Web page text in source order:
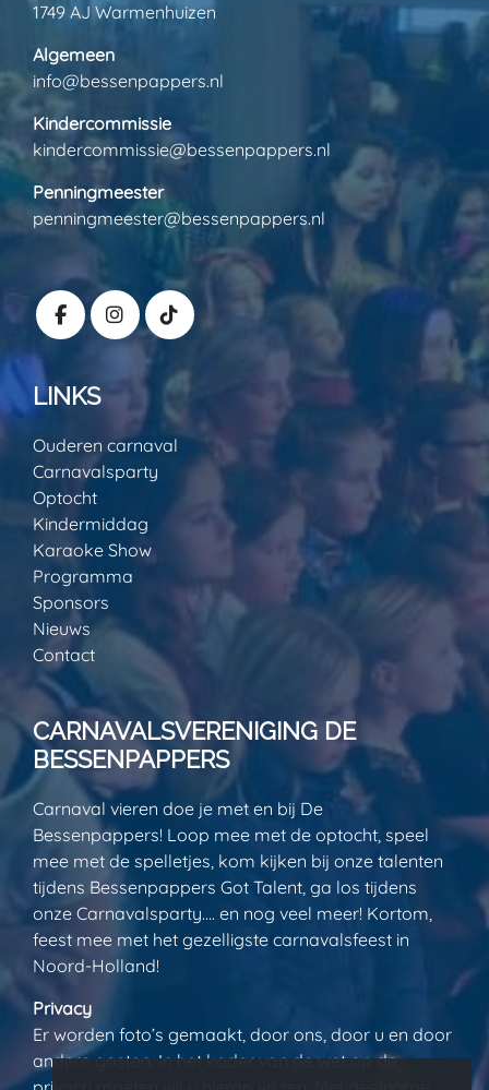
1749 AJ Warmenhuizen
Algemeen
info@bessenpappers.nl
Kindercommissie
kindercommissie@bessenpappers.nl
Penningmeester
penningmeester@bessenpappers.nl
LINKS
Ouderen carnaval
Carnavalsparty
Optocht
Kindermiddag
Karaoke Show
Programma
Sponsors
Nieuws
Contact
CARNAVALSVERENIGING DE
BESSENPAPPERS
Carnaval vieren doe je met en bij De
Bessenpappers! Loop mee met de optocht, speel
mee met de spelletjes, kom kijken bij onze talenten
tijdens Bessenpappers Got Talent, ga los tijdens
onze Carnavalsparty…. en nog veel meer! Kortom,
feest mee met het gezelligste carnavalsfeest in
Noord-Holland!
Privacy
Er worden foto’s gemaakt, door ons, door u en door
andere gasten. In het kader van de wet op de